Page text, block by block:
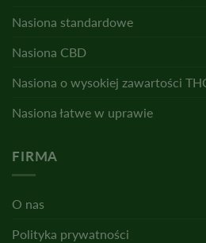
Nasiona standardowe
Nasiona CBD
Nasiona o wysokiej zawartości
Nasiona łatwe w uprawie
FIRMA
O nas
Polityka prywatności